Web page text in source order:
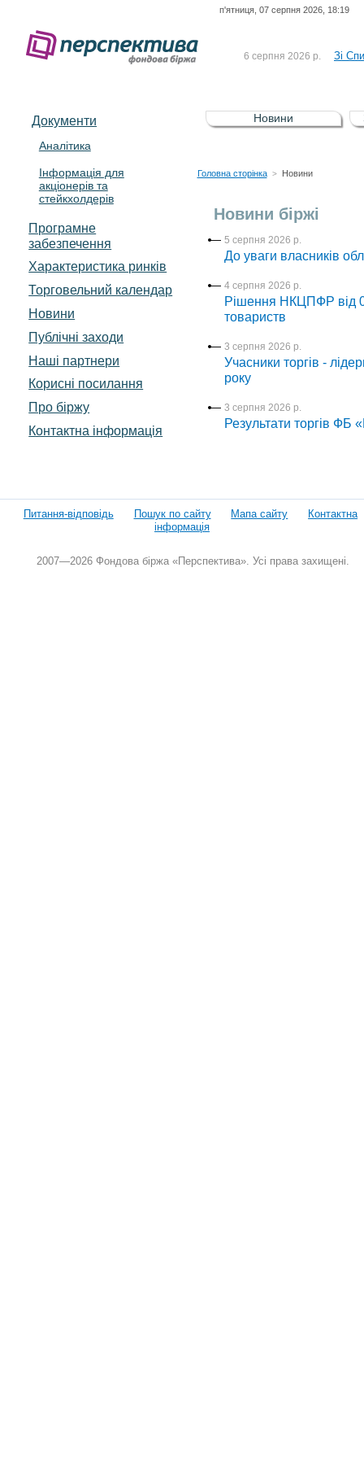
п'ятниця, 07 серпня 2026, 18:19
6 серпня 2026 р. Зі
5 серпня 2026 р.
Зі
UA4000232607)
4 серпня 2026 р.
Документи
Аналітика
Інформація для
акціонерів та
стейкхолдерів
Програмне
забезпечення
Характеристика pинків
Торговельний календар
Новини
Публічні заходи
Наші партнери
Корисні посилання
Про біржу
Контактна інформація
Новини
Головна сторінка > Новини
Новини біржі
5 серпня 2026 р.
До уваги власників
4 серпня 2026 р.
Рішення НКЦПФР від
товариств
3 серпня 2026 р.
Учасники торгів -
року
3 серпня 2026 р.
Результати торгів ФБ
Питання-відповідь Пошук по сайту Мапа сайту
Контактна
інформація
2007—2026 Фондова біржа «Перспектива». Усі права захищені.